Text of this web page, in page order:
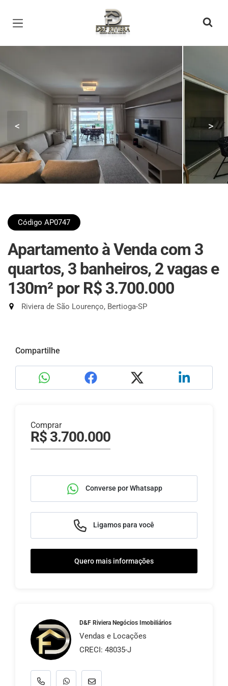
Página inicial
< >
Código AP0747
Apartamento à Venda com 3
quartos, 3 banheiros, 2 vagas e
130m² por R$ 3.700.000
Riviera de São Lourenço, Bertioga-SP
Compartilhe
Comprar
R$ 3.700.000
Converse por Whatsapp
Ligamos para você
Quero mais informações
D&F Riviera Negócios Imobiliários
Vendas e Locações
CRECI: 48035-J